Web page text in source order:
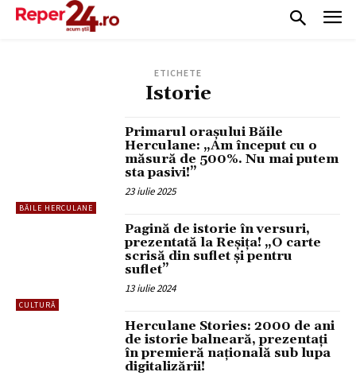
ETICHETE
Istorie
BĂILE HERCULANE
Primarul orașului Băile
Herculane: „Am început cu o
măsură de 500%. Nu mai putem
sta pasivi!”
23 iulie 2025
CULTURĂ
Pagină de istorie în versuri,
prezentată la Reșița! „O carte
scrisă din suflet și pentru
suflet”
13 iulie 2024
Herculane Stories: 2000 de ani
de istorie balneară, prezentați
în premieră națională sub lupa
digitalizării!